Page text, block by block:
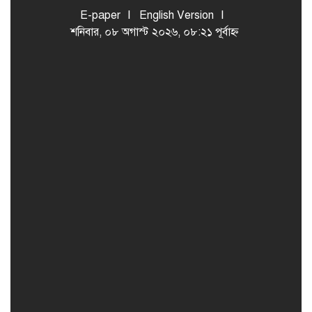
E-paper
English Version
শনিবার, ০৮ অগাস্ট ২০২৬, ০৮:২১ পূর্বাহ্ন